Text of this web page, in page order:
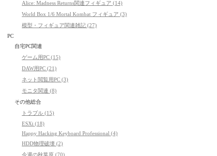
Alice: Madness Returns関連フィギュア (14)
World Box 1/6 Mortal Kombat フィギュア (3)
模型・フィギュア関連雑記 (27)
PC
自宅PC関連
ゲーム用PC (15)
DAW用PC (21)
ネット閲覧用PC (3)
モニタ関連 (8)
その他総合
トラブル (15)
ESXi (18)
Happy Hacking Keyboard Professional (4)
HDD物理破壊 (2)
今週の秋葉原 (70)